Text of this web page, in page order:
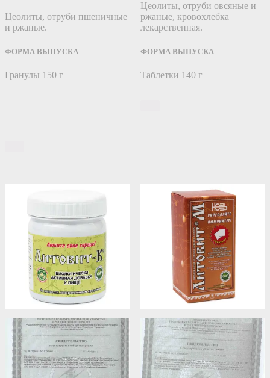
Цеолиты, отруби пшеничные
и ржаные.
ФОРМА ВЫПУСКА
Гранулы 150 г
Цеолиты, отруби овсяные и
ржаные, кровохлебка
лекарственная.
ФОРМА ВЫПУСКА
Таблетки 140 г